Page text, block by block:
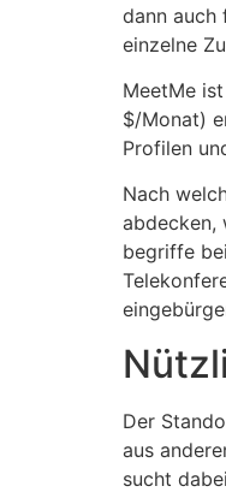
dann auch
einzelne
MeetMe
$/Monat)
Profilen
Nach
abdecken,
begriffe
Der
aus
sucht